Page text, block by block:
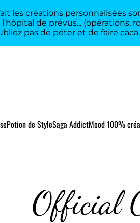
les créations personnalisées
de prévus... (opérations,
pas de péter et de faire caca
Potion de StyleSaga AddictMood 100%
Official